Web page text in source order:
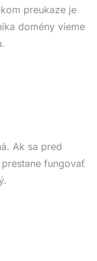
preukaze je
domény vieme
Ak sa pred
fungovať